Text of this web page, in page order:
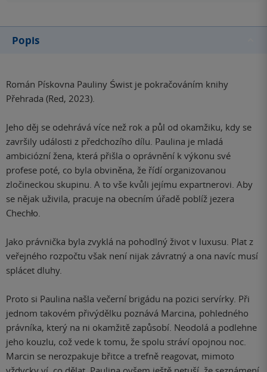
Popis
Román Pískovna Pauliny Świst je pokračováním knihy
Přehrada (Red, 2023).
Jeho děj se odehrává více než rok a půl od okamžiku, kdy se
završily události z předchozího dílu. Paulina je mladá
ambiciózní žena, která přišla o oprávnění k výkonu své
profese poté, co byla obviněna, že řídí organizovanou
zločineckou skupinu. A to vše kvůli jejímu expartnerovi. Aby
se nějak uživila, pracuje na obecním úřadě poblíž jezera
Chechło.
Jako právnička byla zvyklá na pohodlný život v luxusu. Plat z
veřejného rozpočtu však není nijak závratný a ona navíc musí
splácet dluhy.
Proto si Paulina našla večerní brigádu na pozici servírky. Při
jednom takovém přivýdělku poznává Marcina, pohledného
právníka, který na ni okamžitě zapůsobí. Neodolá a podlehne
jeho kouzlu, což vede k tomu, že spolu stráví opojnou noc.
Marcin se nerozpakuje břitce a trefně reagovat, mimoto